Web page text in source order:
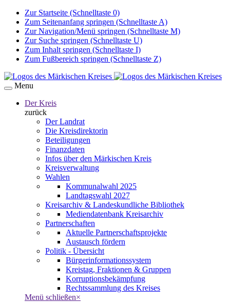
Zur Startseite (Schnelltaste 0)
Zum Seitenanfang springen (Schnelltaste A)
Zur Navigation/Menü springen (Schnelltaste M)
Zur Suche springen (Schnelltaste U)
Zum Inhalt springen (Schnelltaste I)
Zum Fußbereich springen (Schnelltaste Z)
Menu
Der Kreis
zurück
Der Landrat
Die Kreisdirektorin
Beteiligungen
Finanzdaten
Infos über den Märkischen Kreis
Kreisverwaltung
Wahlen
Kommunalwahl 2025
Landtagswahl 2027
Kreisarchiv & Landeskundliche Bibliothek
Mediendatenbank Kreisarchiv
Partnerschaften
Aktuelle Partnerschaftsprojekte
Austausch fördern
Politik - Übersicht
Bürgerinformationssystem
Kreistag, Fraktionen & Gruppen
Korruptionsbekämpfung
Rechtssammlung des Kreises
Menü schließen×